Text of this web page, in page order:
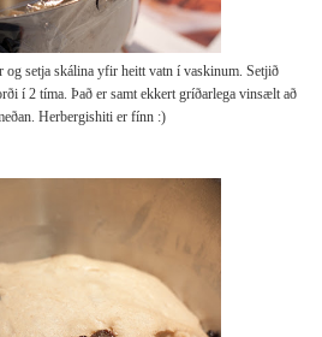
og setja skálina yfir heitt vatn í vaskinum. Setjið
í 2 tíma. Það er samt ekkert gríðarlega vinsælt að
Herbergishiti er fínn :)